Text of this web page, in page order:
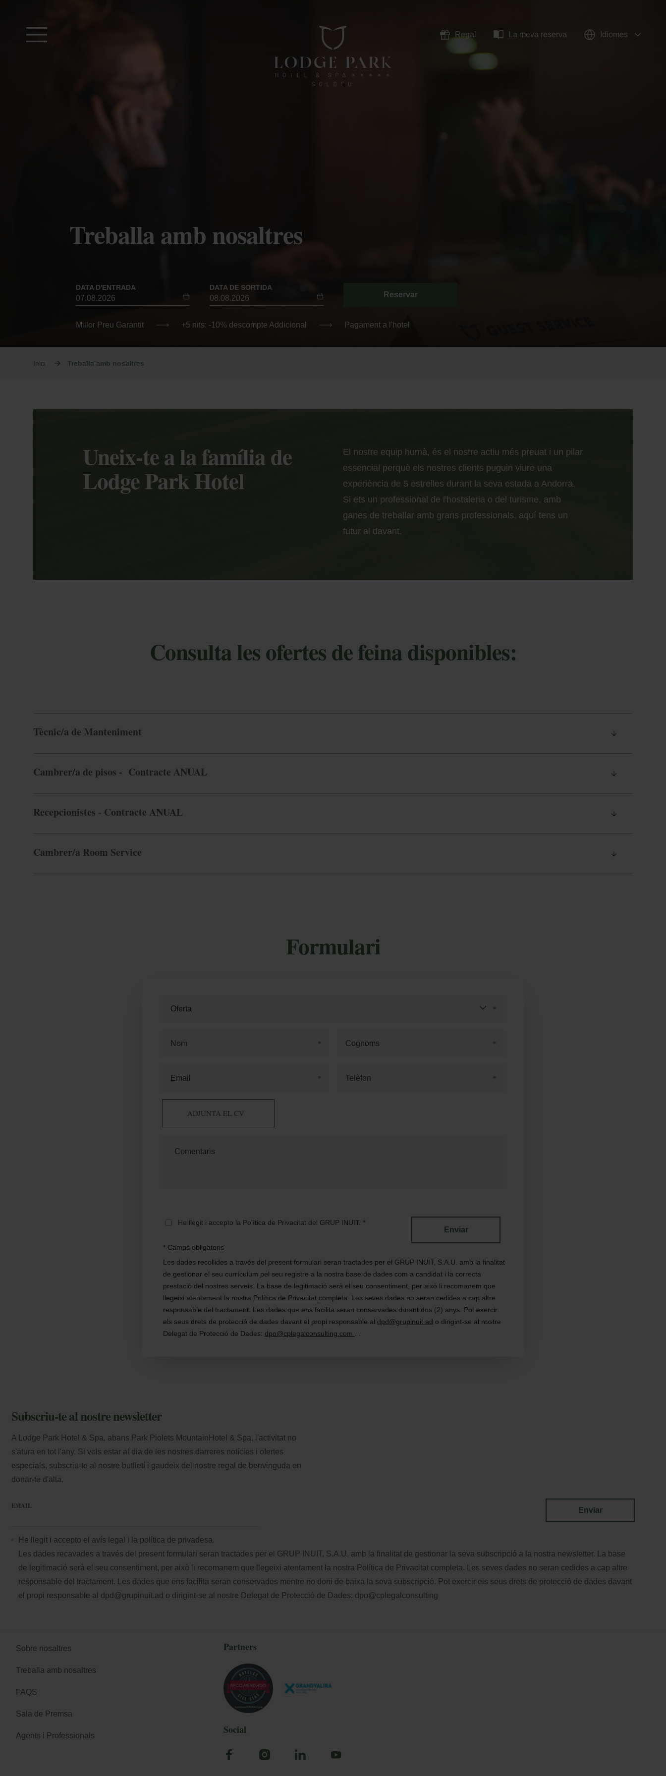
Regal La meva reserva Idiomes
Introdueix el número de localitzador i l'e-mail per
consultar la teva reserva i poder cancel·lar-la o
Treballa amb nosaltres
DATA D'ENTRADA DATA DE SORTIDA
Reservar
Millor Preu Garantit +5 nits: -10% descompte Addicional Pagament a l'hotel
Pagament a l'hotel
Inici Treballa amb nosaltres
Uneix-te a la família de
Lodge Park Hotel
El nostre equip humà, és el nostre actiu més preuat i un pilar
essencial perquè els nostres clients puguin viure una
experiència de 5 estrelles durant la seva estada a Andorra.
Si ets un professional de l'hostaleria o del turisme, amb
ganes de treballar amb grans professionals, aquí tens un
futur al davant.
Consulta les ofertes de feina disponibles:
Tècnic/a de Manteniment
Cambrer/a de pisos - Contracte ANUAL
Recepcionistes - Contracte ANUAL
Cambrer/a Room Service
Formulari
Oferta
ADJUNTA EL CV
He llegit i accepto la Política de Privacitat del GRUP INUIT. *
Enviar
* Camps obligatoris
Les dades recollides a través del present formulari seran tractades per el GRUP INUIT, S.A.U. amb la finalitat
de gestionar el seu currículum pel seu registre a la nostra base de dades com a candidat i la correcta
prestació del nostres serveis. La base de legitimació serà el seu consentiment, per això li recomanem que
llegeixi atentament la nostra Política de Privacitat completa. Les seves dades no seran cedides a cap altre
responsable del tractament. Les dades que ens facilita seran conservades durant dos (2) anys. Pot exercir
els seus drets de protecció de dades davant el propi responsable al dpd@grupinuit.ad o dirigint-se al nostre
Delegat de Protecció de Dades: dpo@cplegalconsulting.com
Subscriu-te al nostre newsletter
A Lodge Park Hotel & Spa, abans Park Piolets MountainHotel & Spa, l'activitat no
s'atura en tot l'any. Si vols estar al dia de les nostres darreres notícies i ofertes
especials, subscriu-te al nostre butlletí i gaudeix del nostre regal de benvinguda en
donar-te d'alta.
EMAIL
Enviar
He llegit i accepto el avís legal i la política de privadesa.
Les dades recavades a través del present formulari seran tractades per el GRUP INUIT, S.A.U. amb la finalitat de gestionar la seva subscripció a la nostra newsletter. La base
de legitimació serà el seu consentiment, per això li recomanem que llegeixi atentament la nostra Política de Privacitat completa. Les seves dades no seran cedides a cap altre
responsable del tractament. Les dades que ens facilita seran conservades mentre no doni de baixa la seva subscripció. Pot exercir els seus drets de protecció de dades davant
el propi responsable al dpd@grupinuit.ad o dirigint-se al nostre Delegat de Protecció de Dades: dpo@cplegalconsulting
Sobre nosaltres
Treballa amb nosaltres
FAQS
Sala de Premsa
Agents i Professionals
Partners
Social